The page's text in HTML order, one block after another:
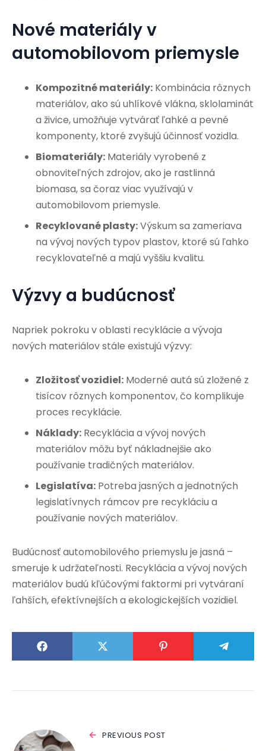
Nové materiály v
automobilovom priemysle
Kompozitné materiály: Kombinácia rôznych
materiálov, ako sú uhlíkové vlákna, sklolaminát
a živice, umožňuje vytvárať ľahké a pevné
komponenty, ktoré zvyšujú účinnosť vozidla.
Biomateriály: Materiály vyrobené z
obnoviteľných zdrojov, ako je rastlinná
biomasa, sa čoraz viac využívajú v
automobilovom priemysle.
Recyklované plasty:Výskum sa zameriava
na vývoj nových typov plastov, ktoré sú ľahko
recyklovateľné a majú vyššiu kvalitu.
Výzvy a budúcnosť
Napriek pokroku v oblasti recyklácie a vývoja
nových materiálov stále existujú výzvy:
Zložitosť vozidiel: Moderné autá sú zložené z
tisícov rôznych komponentov, čo komplikuje
proces recyklácie.
Náklady: Recyklácia a vývoj nových
materiálov môžu byť nákladnejšie ako
používanie tradičných materiálov.
Legislatíva: Potreba jasných a jednotných
legislatívnych rámcov pre recykláciu a
používanie nových materiálov.
Budúcnosť automobilového priemyslu je jasná –
smeruje k udržateľnosti. Recyklácia a vývoj nových
materiálov budú kľúčovými faktormi pri vytváraní
ľahších, efektívnejších a ekologickejších vozidiel.
PREVIOUS POST